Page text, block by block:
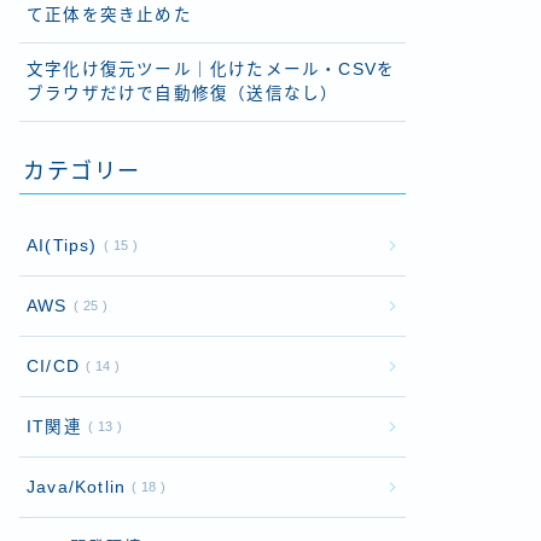
て正体を突き止めた
文字化け復元ツール｜化けたメール・CSVを
ブラウザだけで自動修復（送信なし）
カテゴリー
AI(Tips) 15
AWS 25
CI/CD 14
IT関連 13
Java/Kotlin 18